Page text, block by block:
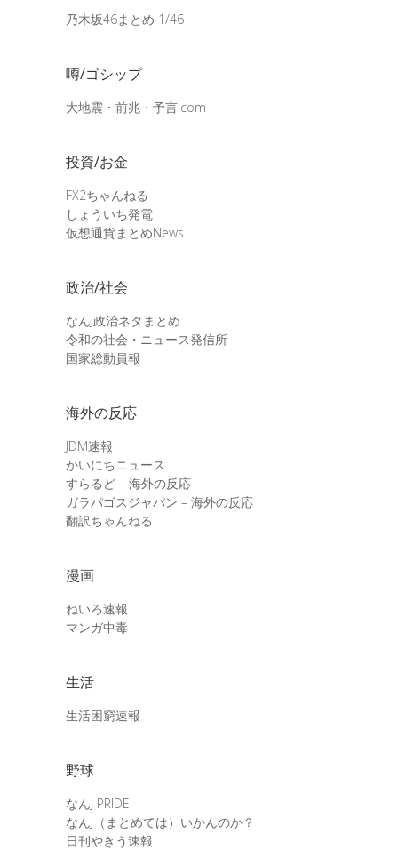
乃木坂46まとめ 1/46
噂/ゴシップ
大地震・前兆・予言.com
投資/お金
FX2ちゃんねる
しょういち発電
仮想通貨まとめNews
政治/社会
なんJ政治ネタまとめ
令和の社会・ニュース発信所
国家総動員報
海外の反応
JDM速報
かいにちニュース
すらるど – 海外の反応
ガラパゴスジャパン – 海外の反応
翻訳ちゃんねる
漫画
ねいろ速報
マンガ中毒
生活
生活困窮速報
野球
なんJ PRIDE
なんJ（まとめては）いかんのか？
日刊やきう速報